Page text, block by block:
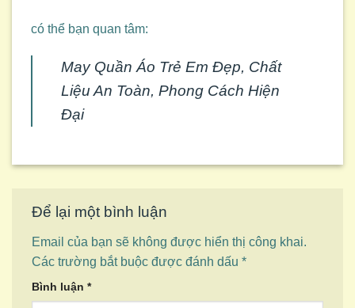
có thể bạn quan tâm:
May Quần Áo Trẻ Em Đẹp, Chất
Liệu An Toàn, Phong Cách Hiện
Đại
Để lại một bình luận
Email của bạn sẽ không được hiển thị công khai.
Các trường bắt buộc được đánh dấu *
Bình luận *